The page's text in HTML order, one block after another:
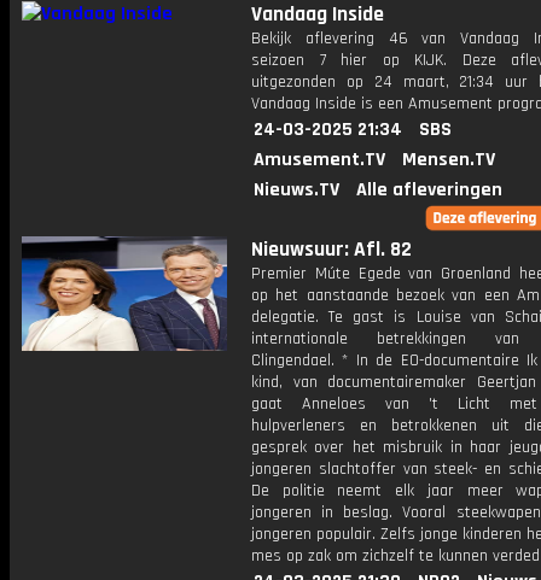
Vandaag Inside
Bekijk aflevering 46 van Vandaag
seizoen 7 hier op KIJK. Deze
uitgezonden op 24 maart, 21:34 uur
Vandaag Inside is een Amusement
24-03-2025 21:34
SBS
Amusement.TV
Mensen.TV
Nieuws.TV
Alle afleveringen
Nieuwsuur: Afl. 82
Premier Múte Egede van Groenland
op het aanstaande bezoek van een
delegatie. Te gast is Louise van
internationale betrekkingen van
Clingendael. * In de EO-documentaire
kind, van documentairemaker
gaat Anneloes van 't Licht met
hulpverleners en betrokkenen uit
gesprek over het misbruik in haar
jongeren slachtoffer van steek- en
De politie neemt elk jaar meer
jongeren in beslag. Vooral
jongeren populair. Zelfs jonge kinderen
mes op zak om zichzelf te kunnen